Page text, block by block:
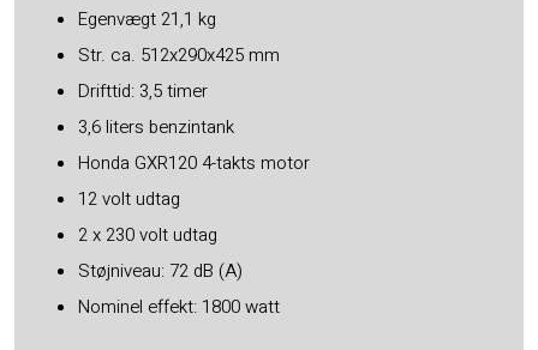
Egenvægt 21,1 kg
Str. ca. 512x290x425 mm
Drifttid: 3,5 timer
3,6 liters benzintank
Honda GXR120 4-takts motor
12 volt udtag
2 x 230 volt udtag
Støjniveau: 72 dB (A)
Nominel effekt: 1800 watt